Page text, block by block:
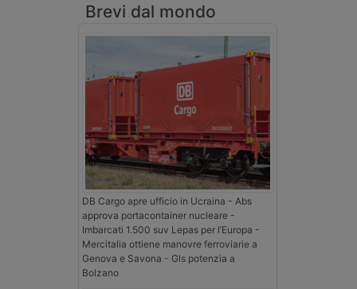
Brevi dal mondo
DB Cargo apre ufficio in Ucraina - Abs
approva portacontainer nucleare -
Imbarcati 1.500 suv Lepas per l’Europa -
Mercitalia ottiene manovre ferroviarie a
Genova e Savona - Gls potenzia a
Bolzano